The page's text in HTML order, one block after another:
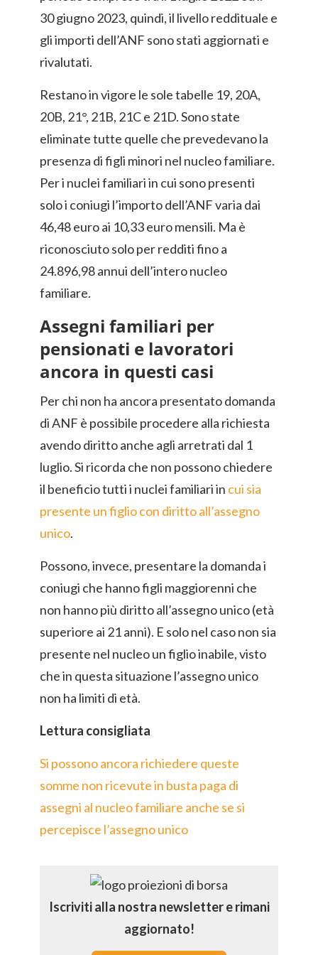
30 giugno 2023, quindi, il livello reddituale e
gli importi dell’ANF sono stati aggiornati e
rivalutati.
Restano in vigore le sole tabelle 19, 20A,
20B, 21°, 21B, 21C e 21D. Sono state
eliminate tutte quelle che prevedevano la
presenza di figli minori nel nucleo familiare.
Per i nuclei familiari in cui sono presenti
solo i coniugi l’importo dell’ANF varia dai
46,48 euro ai 10,33 euro mensili. Ma è
riconosciuto solo per redditi fino a
24.896,98 annui dell’intero nucleo
familiare.
Assegni familiari per
pensionati e lavoratori
ancora in questi casi
Per chi non ha ancora presentato domanda
di ANF è possibile procedere alla richiesta
avendo diritto anche agli arretrati dal 1
luglio. Si ricorda che non possono chiedere
il beneficio tutti i nuclei familiari in cui sia
presente un figlio con diritto all’assegno
unico.
Possono, invece, presentare la domanda i
coniugi che hanno figli maggiorenni che
non hanno più diritto all’assegno unico (età
superiore ai 21 anni). E solo nel caso non sia
presente nel nucleo un figlio inabile, visto
che in questa situazione l’assegno unico
non ha limiti di età.
Lettura consigliata
Si possono ancora richiedere queste
somme non ricevute in busta paga di
assegni al nucleo familiare anche se si
percepisce l’assegno unico
Iscriviti alla nostra newsletter e rimani
aggiornato!